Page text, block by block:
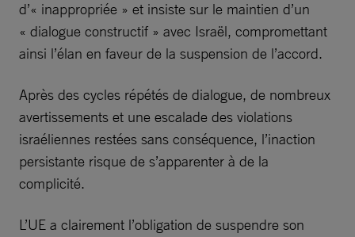
d’« inappropriée » et insiste sur le maintien d’un
« dialogue constructif » avec Israël, compromettant
ainsi l’élan en faveur de la suspension de l’accord.
Après des cycles répétés de dialogue, de nombreux
avertissements et une escalade des violations
israéliennes restées sans conséquence, l’inaction
persistante risque de s’apparenter à de la
complicité.
L’UE a clairement l’obligation de suspendre son